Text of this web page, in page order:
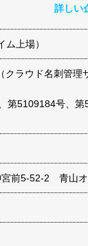
詳しい
上場）
クラウド名刺管理
第5109184号、
前5-52-2 青山